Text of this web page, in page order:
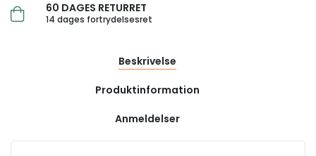
60 DAGES RETURRET
14 dages fortrydelsesret
Beskrivelse
Produktinformation
Anmeldelser